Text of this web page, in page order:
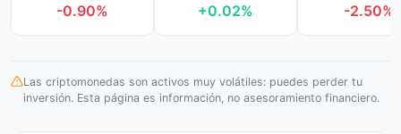
-0.90% +0.02% -2.50%
Las criptomonedas son activos muy volátiles: puedes perder tu
inversión. Esta página es información, no asesoramiento financiero.